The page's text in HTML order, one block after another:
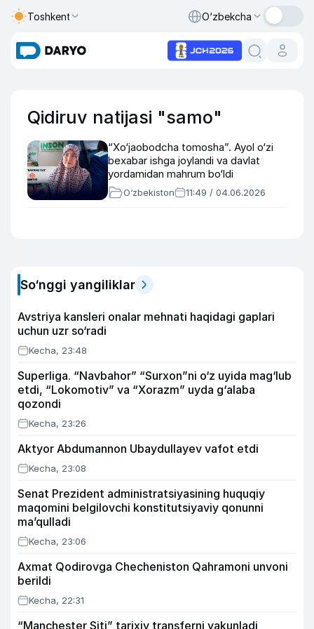
Toshkent O‘zbekcha
Qidiruv natijasi "samo"
“Xo‘jaobodcha tomosha”. Ayol o‘zi
bexabar ishga joylandi va davlat
yordamidan mahrum bo‘ldi
O‘zbekiston 11:49 / 04.06.2026
So‘nggi yangiliklar
Avstriya kansleri onalar mehnati haqidagi gaplari
uchun uzr so‘radi
Kecha, 23:48
Superliga. “Navbahor” “Surxon”ni o‘z uyida mag‘lub
etdi, “Lokomotiv” va “Xorazm” uyda g‘alaba
qozondi
Kecha, 23:26
Aktyor Abdu­mannon Ubaydullayev vafot etdi
Kecha, 23:08
Senat Prezident administratsiyasining huquqiy
maqomini belgilovchi konstitutsiyaviy qonunni
ma’qulladi
Kecha, 23:06
Axmat Qodirovga Checheniston Qahramoni unvoni
berildi
Kecha, 22:31
“Manchester Siti” tarixiy transferni yakunladi